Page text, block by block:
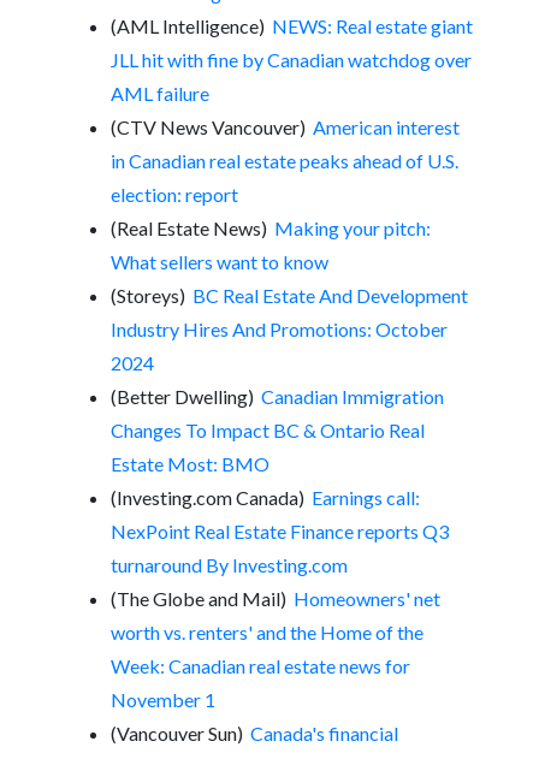
(AML Intelligence) NEWS: Real estate giant
JLL hit with fine by Canadian watchdog over
AML failure
(CTV News Vancouver)American interest
in Canadian real estate peaks ahead of U.S.
election: report
(Real Estate News) Making your pitch:
What sellers want to know
(Storeys) BC Real Estate And Development
Industry Hires And Promotions: October
2024
(Better Dwelling)Canadian Immigration
Changes To Impact BC & Ontario Real
Estate Most: BMO
(Investing.com Canada) Earnings call:
NexPoint Real Estate Finance reports Q3
turnaround By Investing.com
(The Globe and Mail) Homeowners' net
worth vs. renters' and the Home of the
Week: Canadian real estate news for
November 1
(Vancouver Sun)Canada's financial